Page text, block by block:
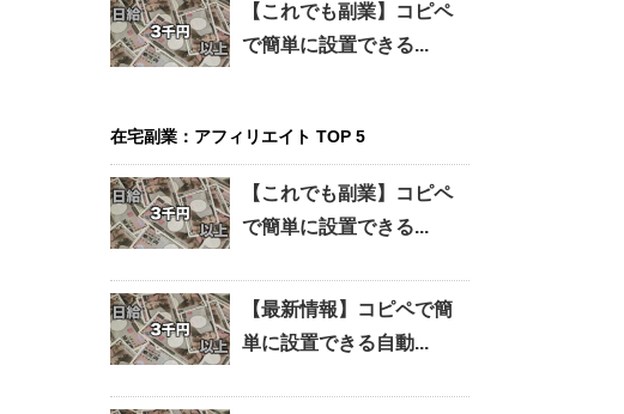
【これでも副業】コピペ
で簡単に設置できる...
在宅副業：アフィリエイト TOP 5
【これでも副業】コピペ
で簡単に設置できる...
【最新情報】コピペで簡
単に設置できる自動...